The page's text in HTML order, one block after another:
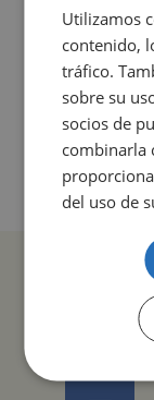
Utilizamos
contenido,
tráfico.
sobre su
socios de
combinarla
del uso de